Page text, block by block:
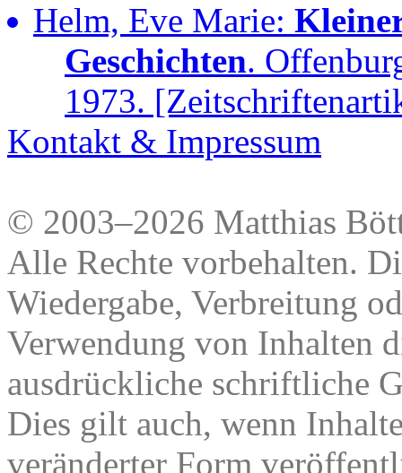
Helm, Eve Marie:
Geschichten.
1973.
Kontakt & Impressum
© 2003–2026 Matthias
Alle Rechte vorbehalten.
Wiedergabe, Verbreitung
Verwendung von Inhalten
ausdrückliche schriftliche
Dies gilt auch, wenn
veränderter Form